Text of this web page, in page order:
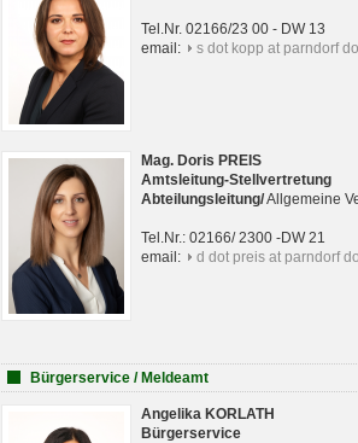
Tel.Nr. 02166/23 00 - DW 13
email:
s dot kopp at parndorf
Mag. Doris PREIS
Amtsleitung-Stellvertretung
Abteilungsleitung/Allgemeine
Tel.Nr.: 02166/ 2300 -DW 21
email:
d dot preis at parndorf
Bürgerservice / Meldeamt
Angelika KORLATH
Bürgerservice